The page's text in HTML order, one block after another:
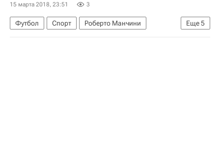
15 марта 2018, 23:51 3
Еще5
Футбол Спорт
Роберто Манчини
Лига Европы УЕФА 2026-2027
Зенит